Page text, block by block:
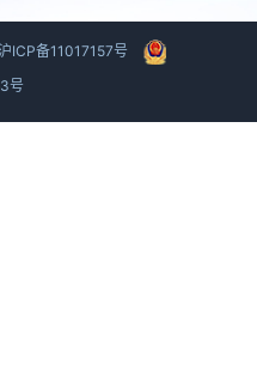
ICP备11017157号
号